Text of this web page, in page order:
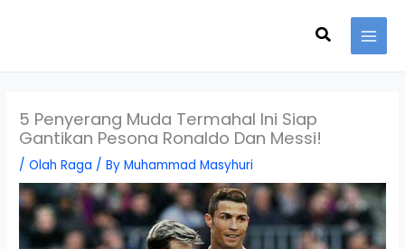
Search
5 Penyerang Muda Termahal Ini Siap
Gantikan Pesona Ronaldo Dan Messi!
/Olah Raga / ByMuhammad Masyhuri